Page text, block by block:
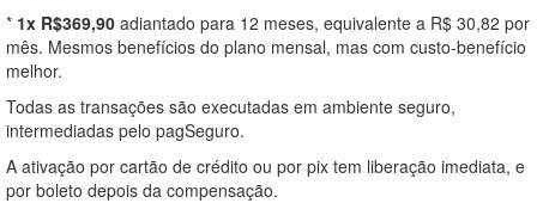
* 1x R$369,90 adiantado para 12 meses, equivalente a R$ 30,82 por
mês. Mesmos benefícios do plano mensal, mas com custo-benefício
melhor.
Todas as transações são executadas em ambiente seguro,
intermediadas pelo pagSeguro.
A ativação por cartão de crédito ou por pix tem liberação imediata, e
por boleto depois da compensação.